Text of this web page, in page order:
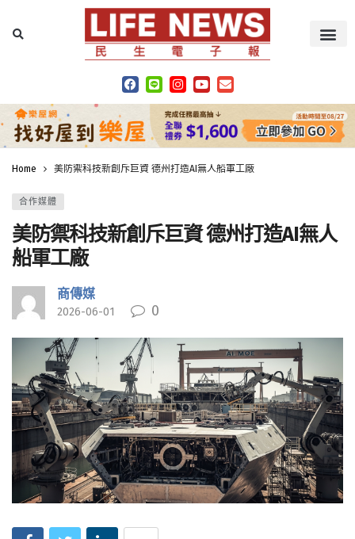
Home 美防禦科技新創斥巨資 德州打造AI無人船軍工廠
合作媒體
美防禦科技新創斥巨資 德州打造AI無人
船軍工廠
商傳媒
2026-06-01 0